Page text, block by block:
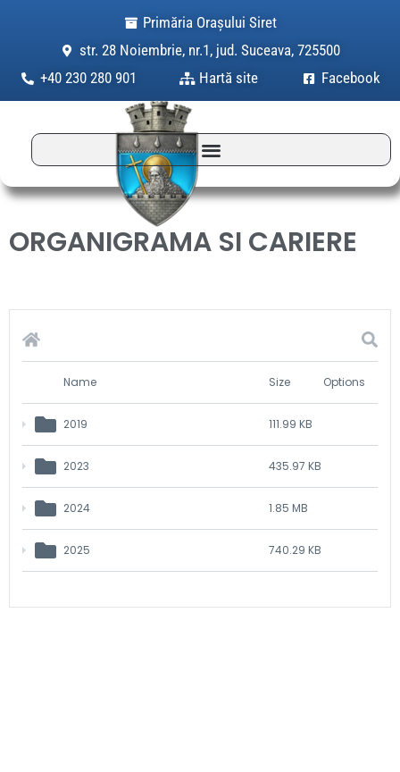
Primăria Orașului Siret
str. 28 Noiembrie, nr.1, jud. Suceava, 725500
+40 230 280 901
Hartă site Facebook
ORGANIGRAMA SI CARIERE
Name Size Options
2019 111.99 KB
2023 435.97 KB
2024 1.85 MB
2025 740.29 KB